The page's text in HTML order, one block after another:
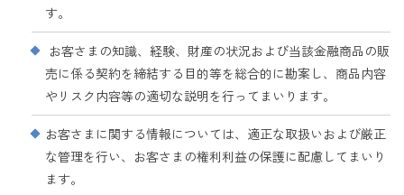
す。
お客さまの知識、経験、財産の状況および当該金融商品の販
売に係る契約を締結する目的等を総合的に勘案し、商品内容
やリスク内容等の適切な説明を行ってまいります。
お客さまに関する情報については、適正な取扱いおよび厳正
な管理を行い、お客さまの権利利益の保護に配慮してまいり
ます。